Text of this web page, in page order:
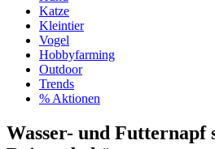
Katze
Kleintier
Vogel
Hobbyfarming
Outdoor
Trends
% Aktionen
Wasser- und Futternapf